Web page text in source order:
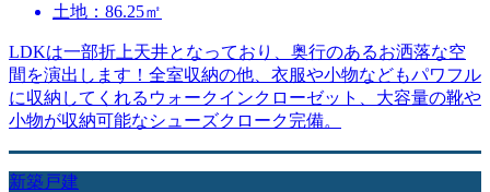
土地：86.25㎡
LDKは一部折上天井となっており、奥行のあるお洒落な空
間を演出します！全室収納の他、衣服や小物などもパワフル
に収納してくれるウォークインクローゼット、大容量の靴や
小物が収納可能なシューズクローク完備。
新築戸建